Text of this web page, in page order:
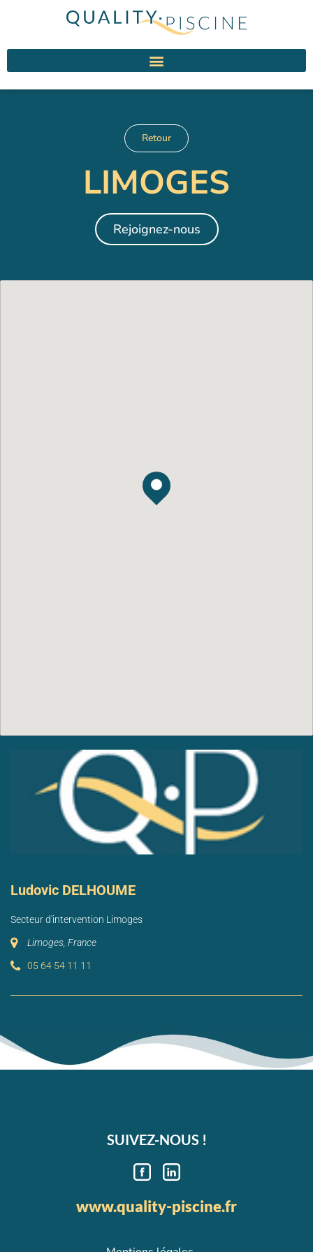
Retour
LIMOGES
Rejoignez-nous
Ludovic DELHOUME
Secteur d'intervention Limoges
Limoges, France
05 64 54 11 11
SUIVEZ-NOUS !
www.quality-piscine.fr